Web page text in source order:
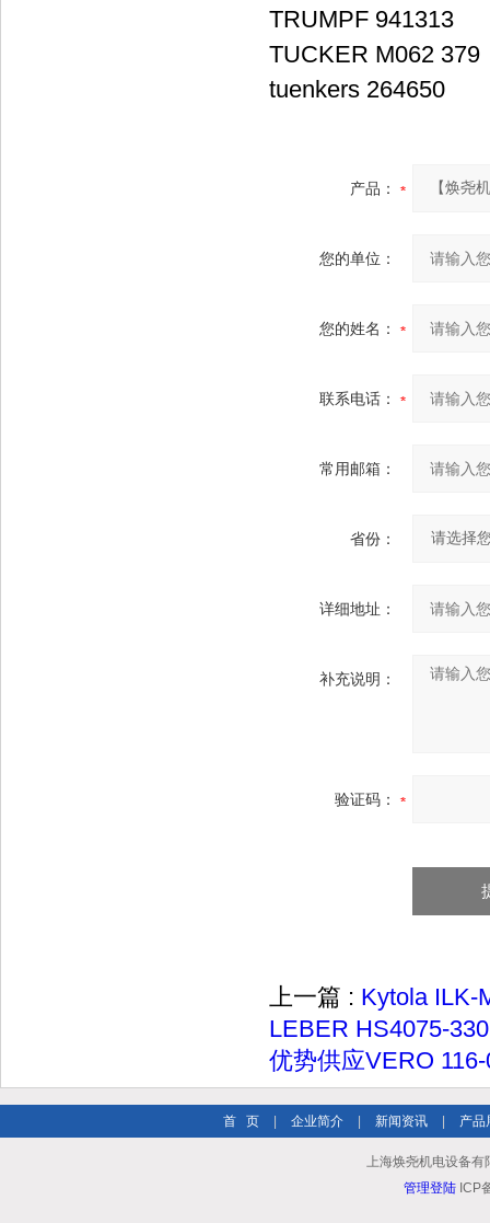
TRUMPF 941313
TUCKER M062 379
tuenkers 264650
产品：
您的单位：
您的姓名：
联系电话：
常用邮箱：
省份：
详细地址：
补充说明：
验证码：
上一篇 : Kytola ILK-
LEBER HS4075-
优势供应VERO
首 页 企业简介 新闻资讯 产品
上海焕尧机电设备有
管理登陆 ICP